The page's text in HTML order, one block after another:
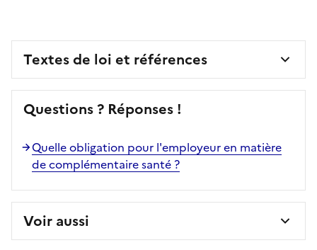
Textes de loi et références
Questions ? Réponses !
Quelle obligation pour l'employeur en matière
de complémentaire santé ?
Voir aussi